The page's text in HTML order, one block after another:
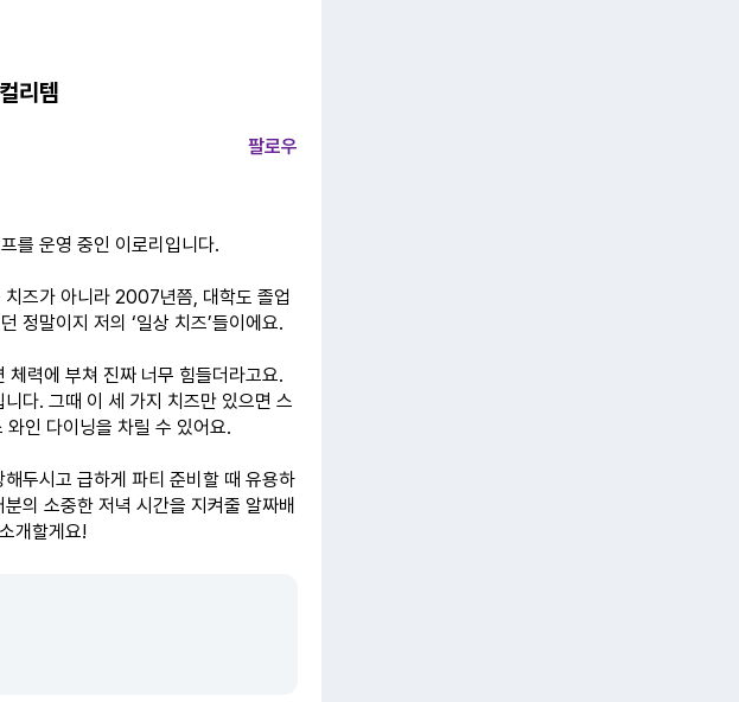
리템
팔로우
를 운영 중인 이로리입니다.
즈가 아니라 2007년쯤, 대학도 졸업
정말이지 저의 ‘일상 치즈’들이에요.
력에 부쳐 진짜 너무 힘들더라고요.
다. 그때 이 세 가지 치즈만 있으면 스
인 다이닝을 차릴 수 있어요.
두시고 급하게 파티 준비할 때 유용하
의 소중한 저녁 시간을 지켜줄 알짜배
개할게요!